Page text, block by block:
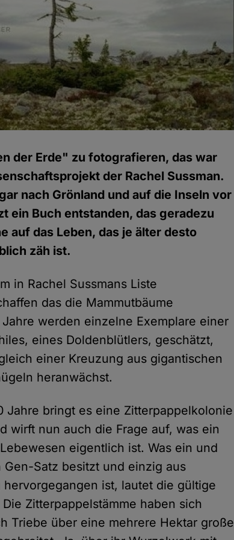
der Erde" zu fotografieren, das war
der Rachel Sussman.
nach Grönland und auf die Inseln vor
ein Buch entstanden, das geradezu
auf das Leben, das je älter desto
zäh ist.
in Rachel Sussmans Liste
das die Mammutbäume
werden einzelne Exemplare einer
eines Doldenblütlers, geschätzt,
einer Kreuzung aus gigantischen
heranwächst.
Jahre bringt es eine Zitterpappelkolonie
wirft nun auch die Frage auf, was ein
eigentlich ist. Was ein und
Gen-Satz besitzt und einzig aus
hervorgegangen ist, lautet die gültige
Zitterpappelstämme haben sich
Triebe über eine mehrere Hektar große